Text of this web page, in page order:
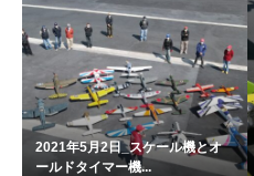
2021年5月2日_スケール機とオ
ールドタイマー機...